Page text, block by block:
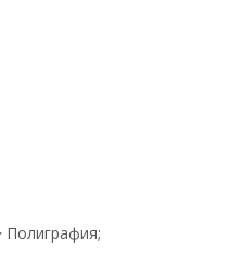
Полиграфия;